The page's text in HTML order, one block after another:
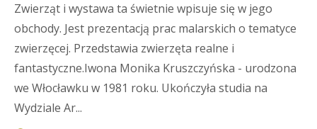
Zwierząt i wystawa ta świetnie wpisuje się w jego
obchody. Jest prezentacją prac malarskich o tematyce
zwierzęcej. Przedstawia zwierzęta realne i
fantastyczne.Iwona Monika Kruszczyńska - urodzona
we Włocławku w 1981 roku. Ukończyła studia na
Wydziale Ar...